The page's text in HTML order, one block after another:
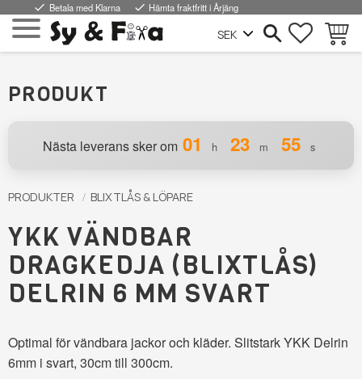
Meny
done Betala med Klarna done Hämta fraktfritt i Årjäng
PRODUKT
Nästa leverans sker om 01 h 23 m 54 s
PRODUKTER BLIXTLÅS & LÖPARE
YKK VÄNDBAR
DRAGKEDJA (BLIXTLÅS)
DELRIN 6 MM SVART
Optimal för vändbara jackor och kläder. Slitstark YKK Delrin
6mm i svart, 30cm till 300cm.